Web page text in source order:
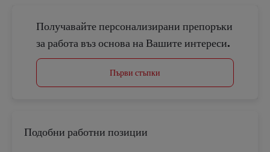
Получавайте персонализирани препоръки
за работа въз основа на Вашите интереси.
Първи стъпки
Подобни работни позиции